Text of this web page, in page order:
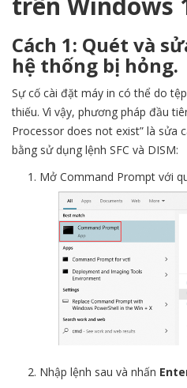
Cách 1: Quét và
hệ thống bị hỏng.
Sự cố cài đặt máy in có thể do
thiếu. Vì vậy, phương pháp đầu
Processor does not exist” là sửa
bằng sử dụng lệnh SFC và DISM:
Mở Command Prompt với
Nhập lệnh sau và nhấn